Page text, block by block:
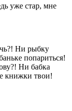
уже стар, мне
Ни рыбку
попариться!
Ни бабка
книжки твои!